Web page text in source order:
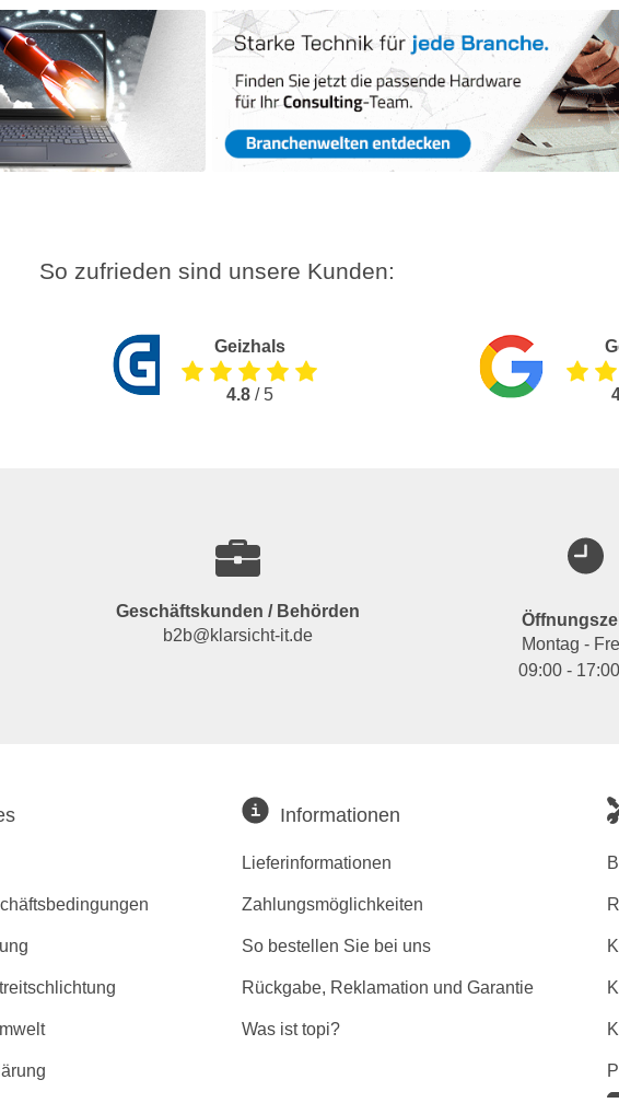
So zufrieden sind unsere Kunden:
Geizhals
4.8/ 5
Geschäftskunden / Behörden
b2b@klarsicht-it.de
Montag -
09:00 -
Informationen
Lieferinformationen
Zahlungsmöglichkeiten
So bestellen Sie bei uns
Rückgabe, Reklamation und Garantie
Was ist topi?